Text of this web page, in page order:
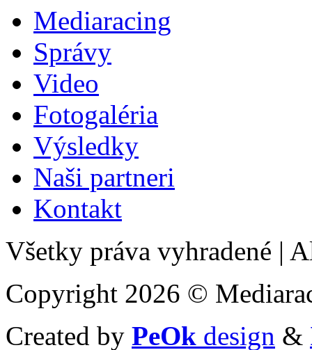
Mediaracing
Správy
Video
Fotogaléria
Výsledky
Naši partneri
Kontakt
Všetky práva vyhradené |
Copyright 2026 ©
Created by PeOk design &